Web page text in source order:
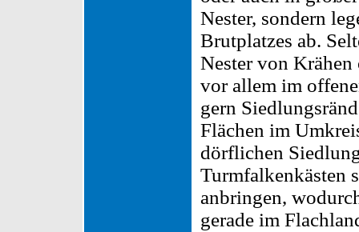
Nester, sondern
Brutplatzes ab.
Nester von
vor allem im
gern
Flächen im
dörflichen
Turmfalkenkästen
anbringen,
gerade im